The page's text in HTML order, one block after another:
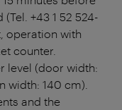
+43 1 52 524-
operation with
counter.
level (door width:
width: 140 cm).
and the